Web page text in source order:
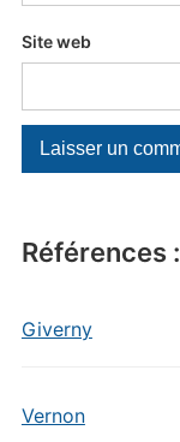
Références :
Giverny
Vernon
Site web